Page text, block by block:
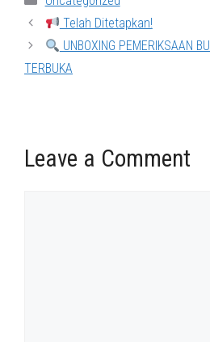
Telah Ditetapkan!
UNBOXING PEMERIKSAAN
TERBUKA
Leave a Comment